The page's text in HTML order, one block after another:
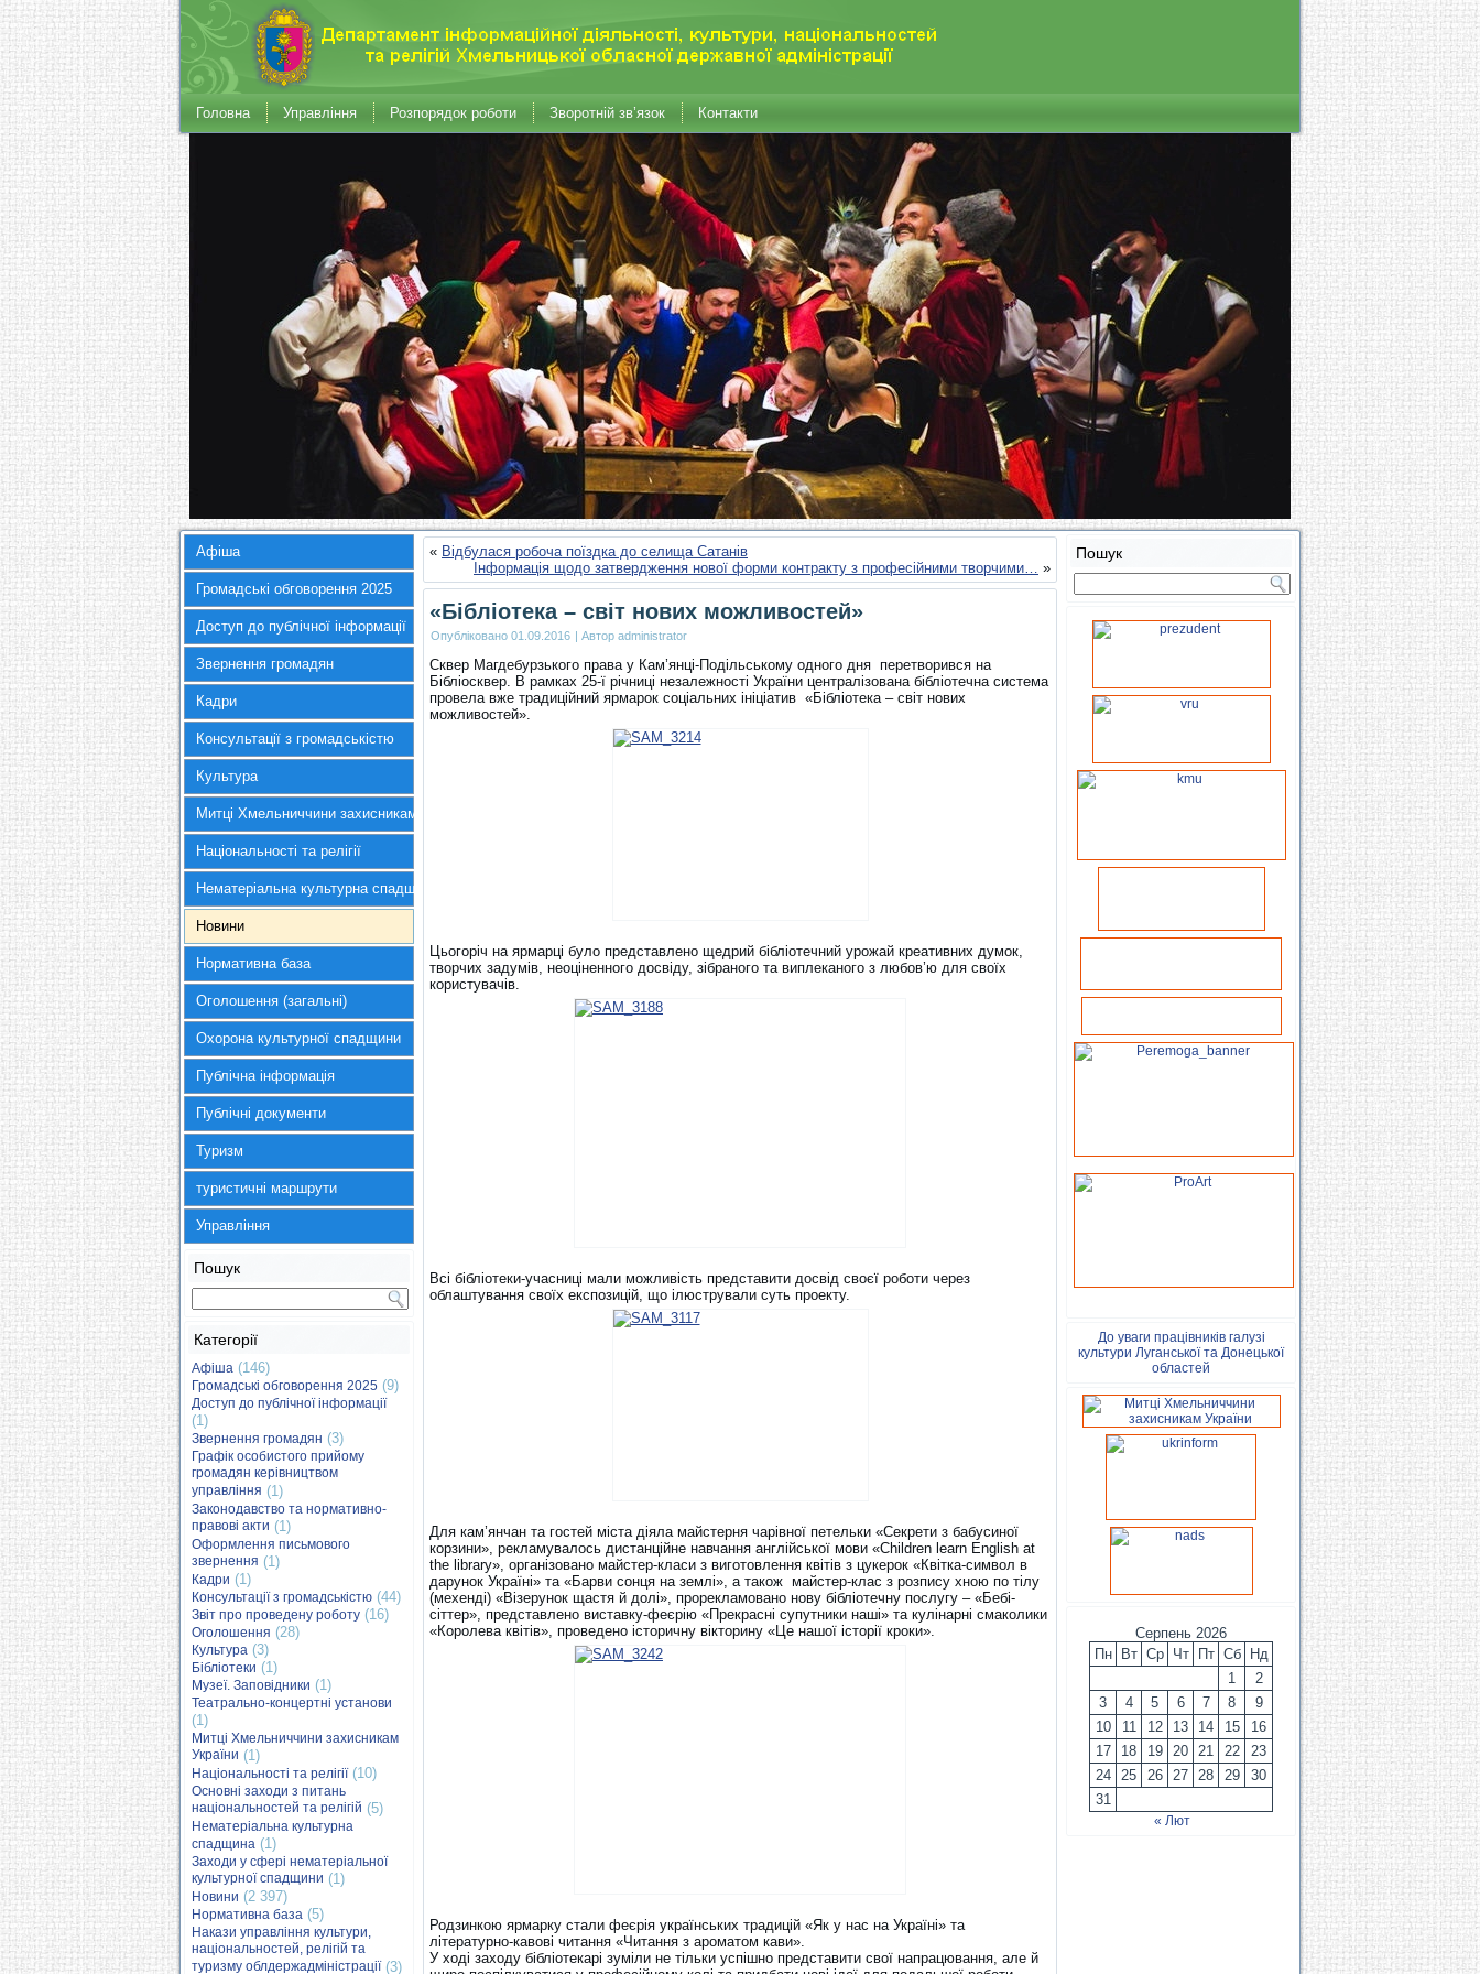
Головна Управління Розпорядок роботи Зворотній зв’язок Контакти
Афіша
Громадські обговорення 2025
Доступ до публічної інформації
Звернення громадян
Кадри
Консультації з громадськістю
Культура
Митці Хмельниччини захисникам України
Національності та релігії
Нематеріальна культурна спадщина
Новини
Нормативна база
Оголошення (загальні)
Охорона культурної спадщини
Публічна інформація
Публічні документи
Туризм
туристичні маршрути
Управління
Пошук
Категорії
Афіша (146)
Громадські обговорення 2025 (9)
Доступ до публічної інформації
(1)
Звернення громадян (3)
Графік особистого прийому
громадян керівництвом
управління (1)
Законодавство та нормативно-
правові акти (1)
Оформлення письмового
звернення (1)
Кадри (1)
Консультації з громадськістю (44)
Звіт про проведену роботу (16)
Оголошення (28)
Культура (3)
Бібліотеки (1)
Музеї. Заповідники (1)
Театрально-концертні установи
(1)
Митці Хмельниччини захисникам
України (1)
Національності та релігії(10)
Основні заходи з питань
національностей та релігій (5)
Нематеріальна культурна
спадщина (1)
Заходи у сфері нематеріальної
культурної спадщини (1)
Новини (2 397)
Нормативна база (5)
Накази управління культури,
національностей, релігій та
туризму облдержадміністрації(3)
« Відбулася робоча поїздка до селища Сатанів
Інформація щодо затвердження нової форми контракту з професійними творчими… »
«Бібліотека – світ нових можливостей»
Опубліковано 01.09.2016 | Автор administrator
Cквер Магдебурзького права у Кам’янці-Подільському одного дня перетворився на
Бібліосквер. В рамках 25-ї річниці незалежності України централізована бібліотечна система
провела вже традиційний ярмарок соціальних ініціатив «Бібліотека – світ нових
можливостей».
Цьогоріч на ярмарці було представлено щедрий бібліотечний урожай креативних думок,
творчих задумів, неоціненного досвіду, зібраного та виплеканого з любов’ю для своїх
користувачів.
Всі бібліотеки-учасниці мали можливість представити досвід своєї роботи через
облаштування своїх експозицій, що ілюстрували суть проекту.
Для кам’янчан та гостей міста діяла майстерня чарівної петельки «Секрети з бабусиної
корзини», рекламувалось дистанційне навчання англійської мови «Children learn English at
the library», організовано майстер-класи з виготовлення квітів з цукерок «Квітка-символ в
дарунок Україні» та «Барви сонця на землі», а також майстер-клас з розпису хною по тілу
(мехенді) «Візерунок щастя й долі», прорекламовано нову бібліотечну послугу – «Бебі-
сіттер», представлено виставку-феєрію «Прекрасні супутники наші» та кулінарні смаколики
«Королева квітів», проведено історичну вікторину «Це нашої історії кроки».
Родзинкою ярмарку стали феєрія українських традицій «Як у нас на Україні» та
літературно-кавові читання «Читання з ароматом кави».
У ході заходу бібліотекарі зуміли не тільки успішно представити свої напрацювання, але й
Пошук
До уваги працівників галузі
культури Луганської та Донецької
областей
Серпень 2026
Пн
Вт Ср Чт Пт Сб
Нд
1
2
3
4 5 6 7 8
9
10
11 12 13 14 15
16
17
18 19 20 21 22
23
24
25 26 27 28 29
30
31
« Лют